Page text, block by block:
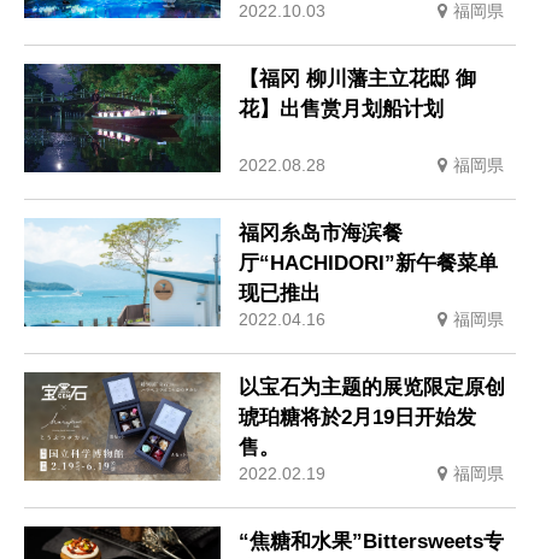
的花朵正在盛开。
2022.10.03 福岡県
【福冈 柳川藩主立花邸 御
花】出售赏月划船计划
2022.08.28 福岡県
福冈糸岛市海滨餐
厅“HACHIDORI”新午餐菜单
现已推出
2022.04.16 福岡県
以宝石为主题的展览限定原创
琥珀糖将於2月19日开始发
售。
2022.02.19 福岡県
“焦糖和水果”Bittersweets专